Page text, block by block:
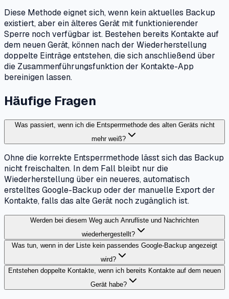
Diese Methode eignet sich, wenn kein aktuelles Backup
existiert, aber ein älteres Gerät mit funktionierender
Sperre noch verfügbar ist. Bestehen bereits Kontakte auf
dem neuen Gerät, können nach der Wiederherstellung
doppelte Einträge entstehen, die sich anschließend über
die Zusammenführungsfunktion der Kontakte-App
bereinigen lassen.
Häufige Fragen
Was passiert, wenn ich die Entsperrmethode des alten Geräts nicht
mehr weiß?
Ohne die korrekte Entsperrmethode lässt sich das Backup
nicht freischalten. In dem Fall bleibt nur die
Wiederherstellung über ein neueres, automatisch
erstelltes Google-Backup oder der manuelle Export der
Kontakte, falls das alte Gerät noch zugänglich ist.
Werden bei diesem Weg auch Anrufliste und Nachrichten
wiederhergestellt?
Was tun, wenn in der Liste kein passendes Google-Backup angezeigt
wird?
Entstehen doppelte Kontakte, wenn ich bereits Kontakte auf dem neuen
Gerät habe?